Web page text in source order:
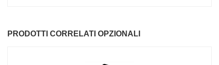
PRODOTTI CORRELATI OPZIONALI